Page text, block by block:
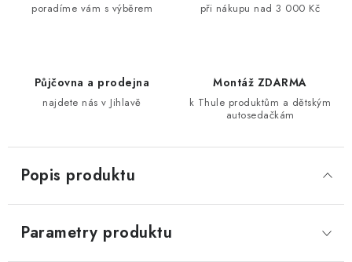
poradíme vám s výběrem při nákupu nad 3 000 Kč
Půjčovna a prodejna
najdete nás v Jihlavě
Montáž ZDARMA
k Thule produktům a dětským
autosedačkám
Popis produktu
Parametry produktu